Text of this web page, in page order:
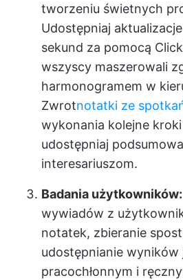
tworzeniu świetnych
Udostępniaj
sekund za pomocą
wszyscy maszerowali
harmonogramem w
Zwrotnotatki ze
wykonania kolejne kroki
udostępniaj
interesariuszom.
Badania użytkowników:
wywiadów z
notatek, zbieranie
udostępnianie wyników
pracochłonnym i